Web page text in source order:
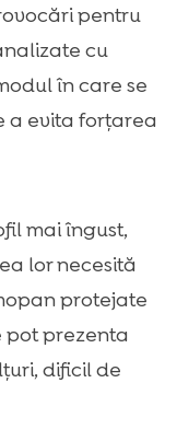
pentru
cu
în care se
a evita forțarea
mai îngust,
lor necesită
protejate
pot prezenta
dificil de